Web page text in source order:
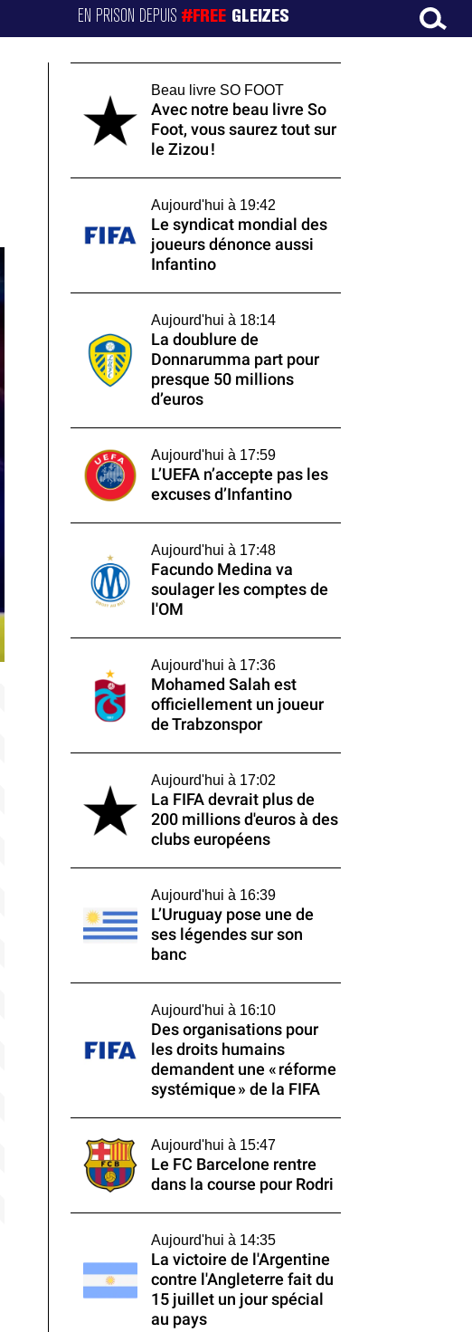
EN PRISON DEPUIS#FREE GLEIZES
Beau livre SO FOOT
Avec notre beau livre So
Foot, vous saurez tout sur
le Zizou !
Aujourd'hui à 19:42
Le syndicat mondial des
joueurs dénonce aussi
Infantino
Aujourd'hui à 18:14
La doublure de
Donnarumma part pour
presque 50 millions
d’euros
Aujourd'hui à 17:59
L’UEFA n’accepte pas les
excuses d’Infantino
Aujourd'hui à 17:48
Facundo Medina va
soulager les comptes de
l'OM
Aujourd'hui à 17:36
Mohamed Salah est
officiellement un joueur
de Trabzonspor
Aujourd'hui à 17:02
La FIFA devrait plus de
200 millions d'euros à des
clubs européens
Aujourd'hui à 16:39
L’Uruguay pose une de
ses légendes sur son
banc
Aujourd'hui à 16:10
Des organisations pour
les droits humains
demandent une « réforme
systémique » de la FIFA
Aujourd'hui à 15:47
Le FC Barcelone rentre
dans la course pour Rodri
Aujourd'hui à 14:35
La victoire de l'Argentine
contre l'Angleterre fait du
15 juillet un jour spécial
au pays